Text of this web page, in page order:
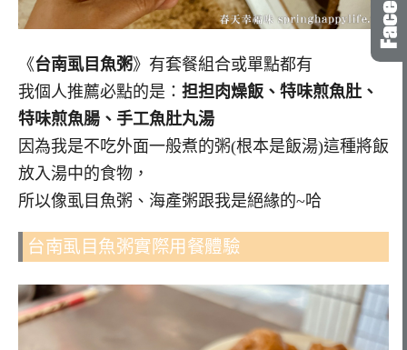
《台南虱目魚粥》有套餐組合或單點都有
我個人推薦必點的是： 担担肉燥飯、特味煎魚肚、
特味煎魚腸、手工魚肚丸湯
因為我是不吃外面一般煮的粥(根本是飯湯)這種將飯
放入湯中的食物，
所以像虱目魚粥、海產粥跟我是絕緣的~哈
台南虱目魚粥實際用餐體驗